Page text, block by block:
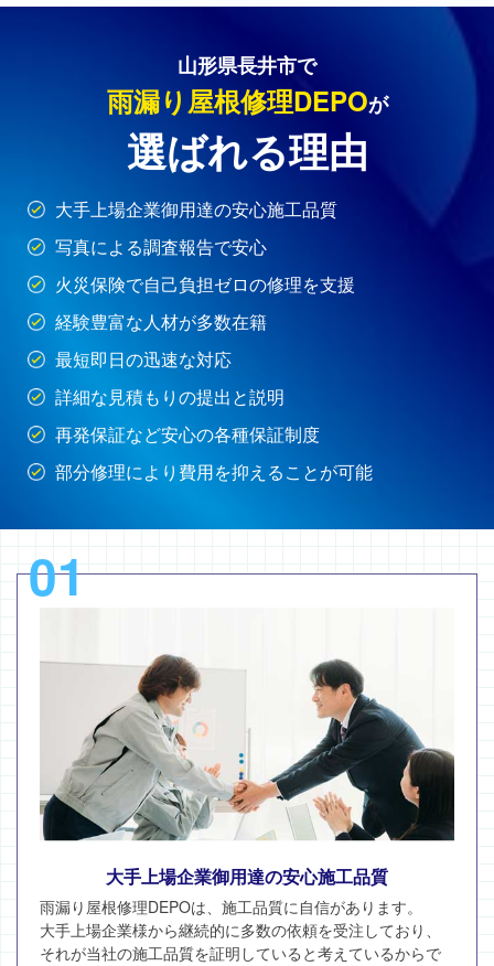
山形県長井市で
雨漏り屋根修理DEPOが
選ばれる理由
大手上場企業御用達の安心施工品質
写真による調査報告で安心
火災保険で自己負担ゼロの修理を支援
経験豊富な人材が多数在籍
最短即日の迅速な対応
詳細な見積もりの提出と説明
再発保証など安心の各種保証制度
部分修理により費用を抑えることが可能
01
大手上場企業御用達の安心施工品質
雨漏り屋根修理DEPOは、施工品質に自信があります。
大手上場企業様から継続的に多数の依頼を受注しており、
それが当社の施工品質を証明していると考えているからで